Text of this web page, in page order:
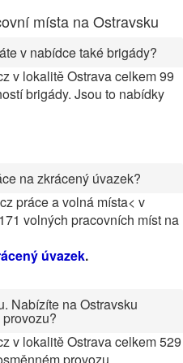
místa na Ostravsku
v nabídce také brigády?
v lokalitě Ostrava celkem 99
brigády. Jsou to nabídky
na zkrácený úvazek?
práce a volná místa< v
volných pracovních míst na
úvazek.
Nabízíte na Ostravsku
v lokalitě Ostrava celkem 529